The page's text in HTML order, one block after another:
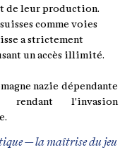
de leur production.
comme voies
a strictement
un accès illimité.
nazie dépendante
l'invasion
— la maîtrise du jeu